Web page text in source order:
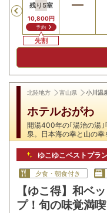
Previous
残り 5室
10,800円
予約
先割
北陸地方 富山県 小川温
ホテルおがわ
開湯400年の｢湯治の湯｣
泉。日本海の幸と山の
ゆこゆこベストプラ
夕食・朝食付き
【ゆこ得】和ベ
プ！旬の味覚満